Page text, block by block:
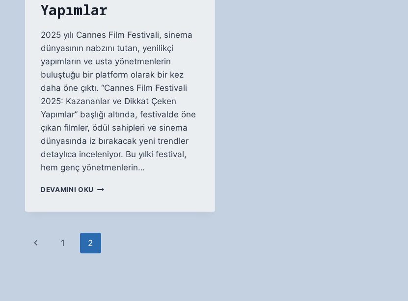
Yapımlar
2025 yılı Cannes Film Festivali, sinema
dünyasının nabzını tutan, yenilikçi
yapımların ve usta yönetmenlerin
buluştuğu bir platform olarak bir kez
daha öne çıktı. “Cannes Film Festivali
2025: Kazananlar ve Dikkat Çeken
Yapımlar” başlığı altında, festivalde öne
çıkan filmler, ödül sahipleri ve sinema
dünyasında iz bırakacak yeni trendler
detaylıca inceleniyor. Bu yılki festival,
hem genç yönetmenlerin…
DEVAMINI OKU CANNES
Page
Previous
1 2